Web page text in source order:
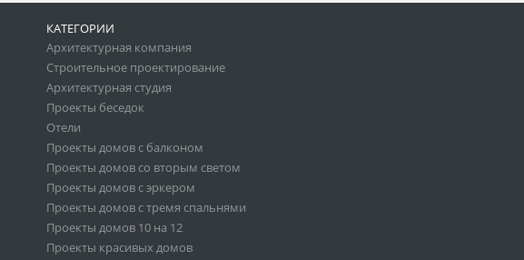
КАТЕГОРИИ
Архитектурная компания
Строительное проектирование
Архитектурная студия
Проекты беседок
Отели
Проекты домов с балконом
Проекты домов со вторым светом
Проекты домов с эркером
Проекты домов с тремя спальнями
Проекты домов 10 на 12
Проекты красивых домов